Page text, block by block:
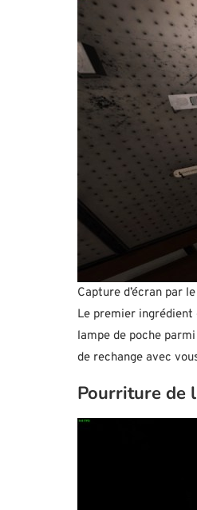
Capture d’écran par
Le premier ingrédient
lampe de poche
de rechange avec
Pourriture de